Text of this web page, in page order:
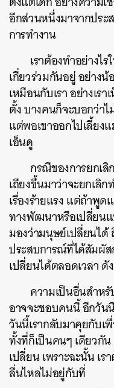
อีกส่วนหนึ่งมาจากประ
การทำงาน
เราต้องทำอย่างไ
เกี่ยวร่วมกันอยู่ อย่าง
เหมือนกับเรา อย่างเร
ตั้ง บางคนก็จะบอกว่า
แต่พอเขาออกไปเลี้ยง
เอ็นดู
กรณีของการยกเ
เถียงขึ้นมาว่าจะยกเลิ
เรื่องร้ายแรง แต่ถ้าพู
ทางพัฒนาหรือเปลี่ยน
มองว่ามนุษย์เปลี่ยนได้
ประสบการณ์ที่ได้สัมผัส
เปลี่ยนได้ตลอดเวลา
ความเป็นอื่นสำหรั
อาจจะชอบคนนี้ อีกวัน
วันนี้เรากลับมาคุยกับ
ทั้งที่ก็เป็นคนๆ เดียวกั
เปลี่ยน เพราะฉะนั้น เ
ลื่นไหลไม่อยู่กับที่